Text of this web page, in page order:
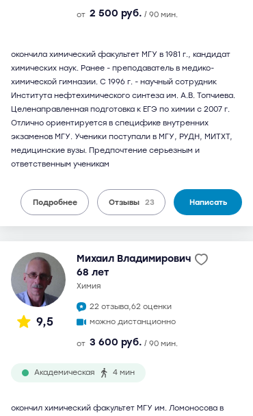
от 2 500 руб. / 90 мин.
окончила химический факультет МГУ в 1981 г., кандидат
химических наук. Ранее - преподаватель в медико-
химической гимназии. С 1996 г. - научный сотрудник
Института нефтехимического синтеза им. А.В. Топчиева.
Целенаправленная подготовка к ЕГЭ по химии с 2007 г.
Отлично ориентируется в специфике внутренних
экзаменов МГУ. Ученики поступали в МГУ, РУДН, МИТХТ,
медицинские вузы. Предпочтение серьезным и
ответственным ученикам
Подробнее Отзывы 23 Написать
9,5
Михаил Владимирович
68 лет
химия
22 отзыва,62 оценки
можно дистанционно
от 3 600 руб. / 90 мин.
Академическая 4 мин
окончил химический факультет МГУ им. Ломоносова в